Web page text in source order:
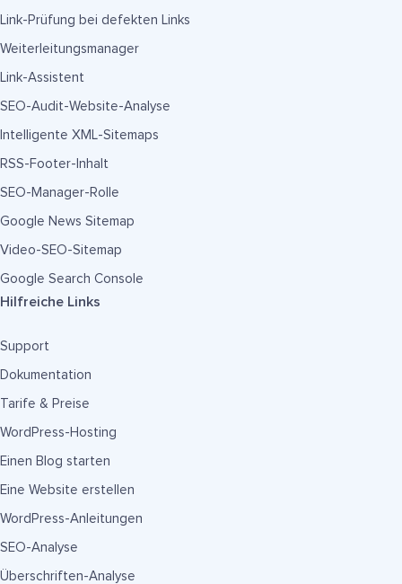
Link-Prüfung bei defekten Links
Weiterleitungsmanager
Link-Assistent
SEO-Audit-Website-Analyse
Intelligente XML-Sitemaps
RSS-Footer-Inhalt
SEO-Manager-Rolle
Google News Sitemap
Video-SEO-Sitemap
Google Search Console
Hilfreiche Links
Support
Dokumentation
Tarife & Preise
WordPress-Hosting
Einen Blog starten
Eine Website erstellen
WordPress-Anleitungen
SEO-Analyse
Überschriften-Analyse